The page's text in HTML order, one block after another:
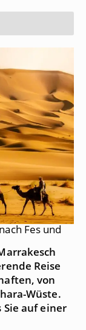
Fes und
Reise
von
Wüste.
auf einer